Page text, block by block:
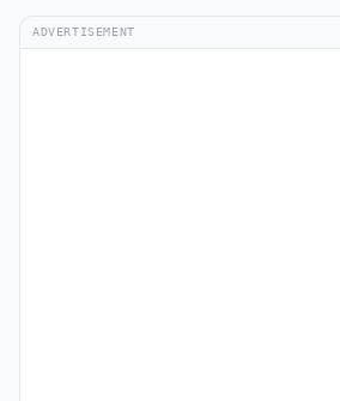
ADVERTISEMENT